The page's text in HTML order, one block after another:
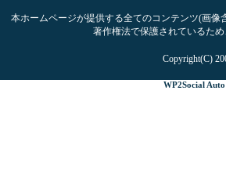
本ホームページが提供する全てのコンテンツ(画
著作権法で保護されているた
Copyright(C)
WP2Social